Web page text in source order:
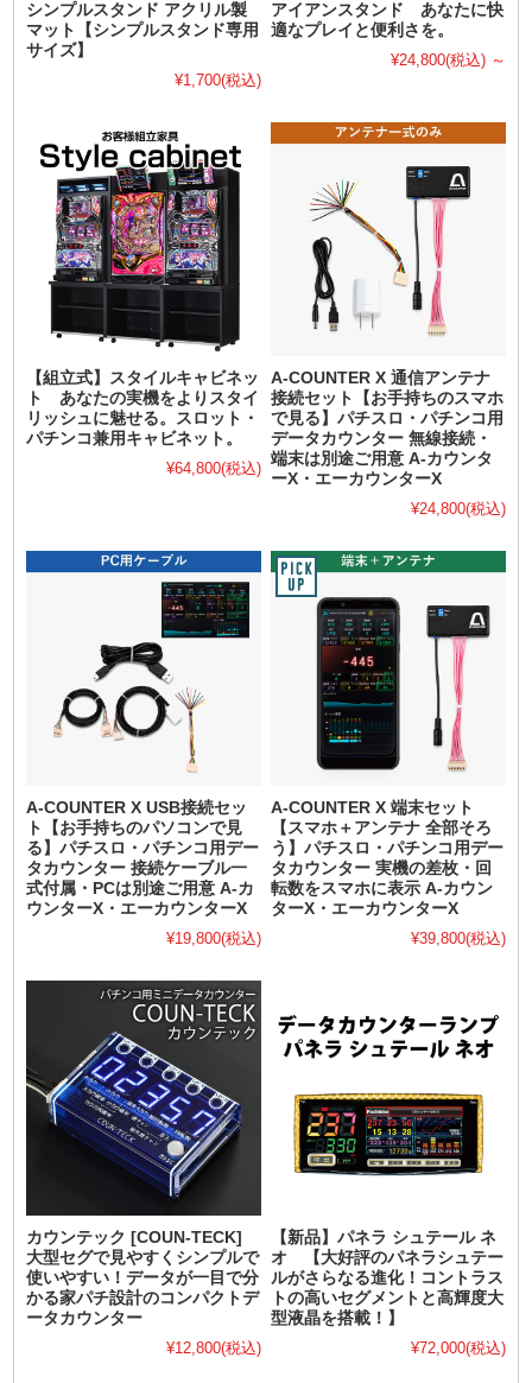
シンプルスタンド アクリル製
マット【シンプルスタンド専用
サイズ】
¥1,700(税込)
アイアンスタンド あなたに快
適なプレイと便利さを。
¥24,800(税込) ～
【組立式】スタイルキャビネッ
ト あなたの実機をよりスタイ
リッシュに魅せる。スロット・
パチンコ兼用キャビネット。
¥64,800(税込)
A-COUNTER X 通信アンテナ
接続セット【お手持ちのスマホ
で見る】パチスロ・パチンコ用
データカウンター 無線接続・
端末は別途ご用意 A-カウンタ
ーX・エーカウンターX
¥24,800(税込)
A-COUNTER X USB接続セッ
ト【お手持ちのパソコンで見
る】パチスロ・パチンコ用デー
タカウンター 接続ケーブル一
式付属・PCは別途ご用意 A-カ
ウンターX・エーカウンターX
¥19,800(税込)
A-COUNTER X 端末セット
【スマホ＋アンテナ 全部そろ
う】パチスロ・パチンコ用デー
タカウンター 実機の差枚・回
転数をスマホに表示 A-カウン
ターX・エーカウンターX
¥39,800(税込)
カウンテック [COUN-TECK]
大型セグで見やすくシンプルで
使いやすい！データが一目で分
かる家パチ設計のコンパクトデ
ータカウンター
¥12,800(税込)
【新品】パネラ シュテール ネ
オ 【大好評のパネラシュテー
ルがさらなる進化！コントラス
トの高いセグメントと高輝度大
型液晶を搭載！】
¥72,000(税込)